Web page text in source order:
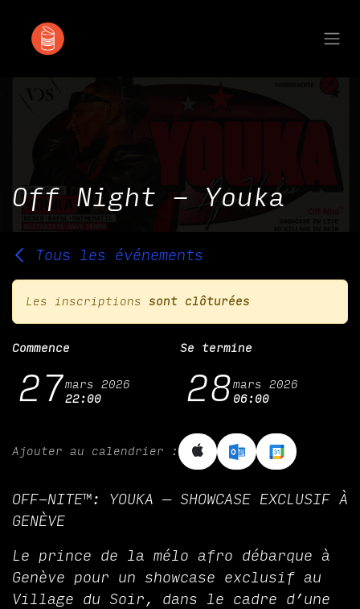
Off Night - Youka
Tous les événements
Les inscriptions sont clôturées
Commence
27mars 2026
22:00
Se termine
28mars 2026
06:00
Ajouter au calendrier :
OFF-NITE™: YOUKA — SHOWCASE EXCLUSIF À
GENÈVE
Le prince de la mélo afro débarque à
Genève pour un showcase exclusif au
Village du Soir, dans le cadre d’une